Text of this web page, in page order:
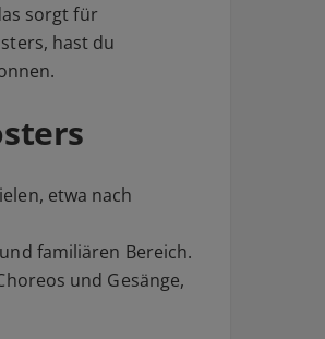
sorgt für
hast du
etwa nach
familiären Bereich.
und Gesänge,